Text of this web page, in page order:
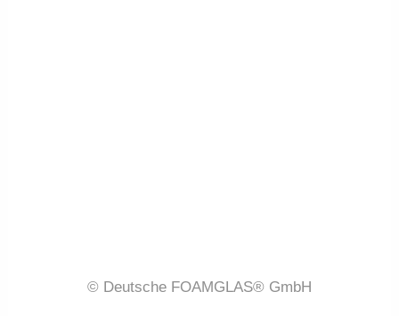
© Deutsche FOAMGLAS® GmbH